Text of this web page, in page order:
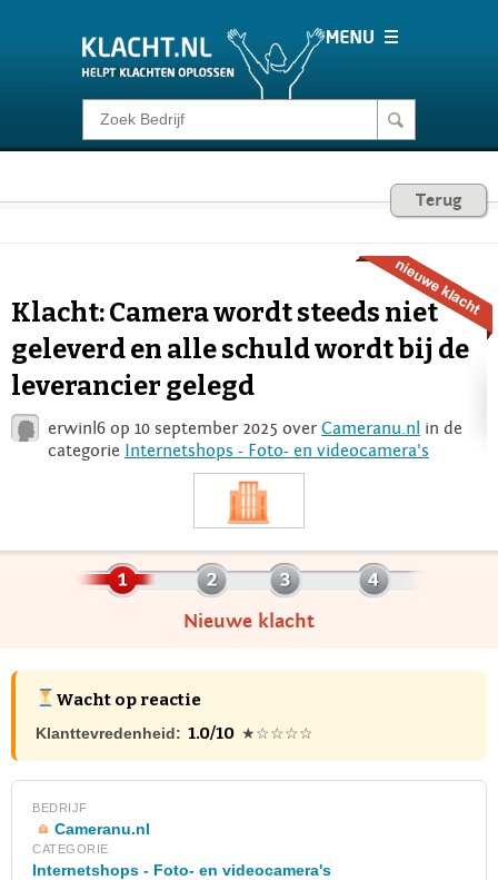
Klacht melden
Consumentenrecht
Voor Bedrijven
Terug
Klacht: Camera wordt steeds niet
geleverd en alle schuld wordt bij de
leverancier gelegd
erwinl6 op 10 september 2025 overCameranu.nl in de
categorie Internetshops - Foto- en videocamera's
Nieuwe klacht
Wacht op reactie
Klanttevredenheid: 1.0/10 ★☆☆☆☆
BEDRIJF
Cameranu.nl
CATEGORIE
Internetshops - Foto- en videocamera's